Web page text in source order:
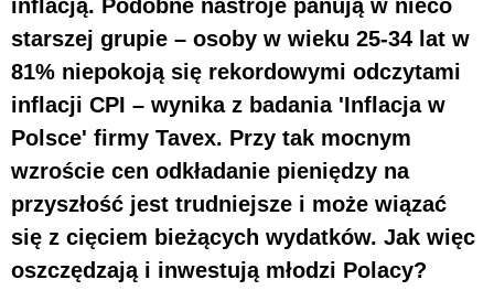
inflacją. Podobne nastroje panują w nieco
starszej grupie – osoby w wieku 25-34 lat w
81% niepokoją się rekordowymi odczytami
inflacji CPI – wynika z badania 'Inflacja w
Polsce' firmy Tavex. Przy tak mocnym
wzroście cen odkładanie pieniędzy na
przyszłość jest trudniejsze i może wiązać
się z cięciem bieżących wydatków. Jak więc
oszczędzają i inwestują młodzi Polacy?